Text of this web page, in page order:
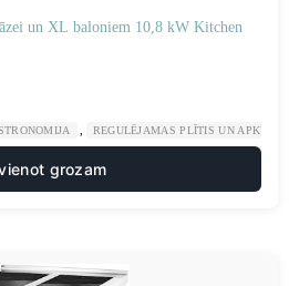
un XL baloniem 10,8 kW Kitchen
REGULĒJAMAS PLĪTIS UN
grozam